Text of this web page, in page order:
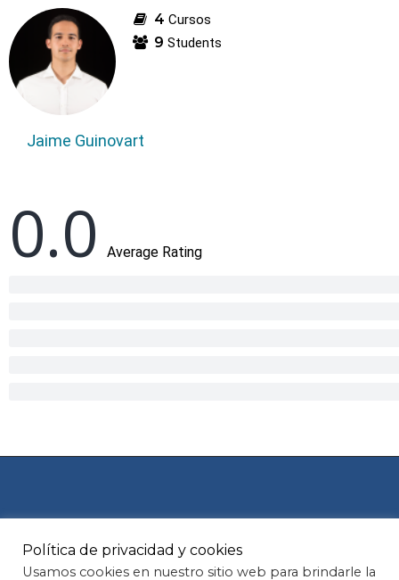
4 Cursos
9 Students
Jaime Guinovart
0.0 Average Rating
Aviso legal Política de Cookies
Política de privacidad y cookies
Usamos cookies en nuestro sitio web para brindarle la